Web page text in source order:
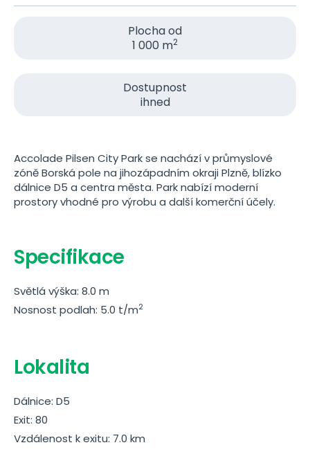
Plocha od
1 000 m2
Dostupnost
ihned
Accolade Pilsen City Park se nachází v průmyslové
zóně Borská pole na jihozápadním okraji Plzně, blízko
dálnice D5 a centra města. Park nabízí moderní
prostory vhodné pro výrobu a další komerční účely.
Specifikace
Světlá výška: 8.0 m
Nosnost podlah: 5.0 t/m2
Lokalita
Dálnice: D5
Exit: 80
Vzdálenost k exitu: 7.0 km